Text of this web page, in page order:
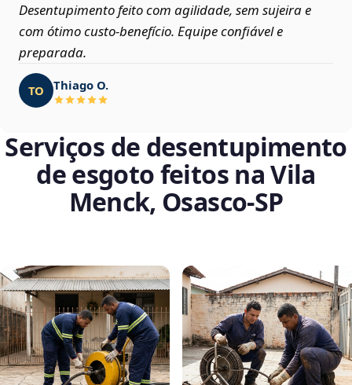
Desentupimento feito com agilidade, sem sujeira e
com ótimo custo-benefício. Equipe confiável e
preparada.
TO Thiago O.
Serviços de desentupimento
de esgoto feitos na Vila
Menck, Osasco‑SP